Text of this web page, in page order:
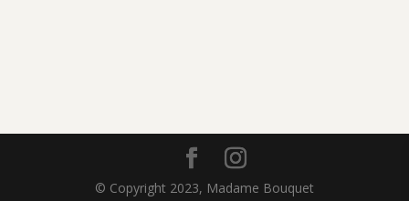
© Copyright 2023, Madame Bouquet